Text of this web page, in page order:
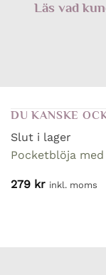
Läs vad
DU KANSKE
Slut i lager
Pocketblöja
279 kr inkl. moms